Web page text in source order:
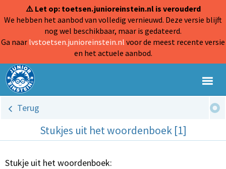
⚠️ Let op: toetsen.junioreinstein.nl is verouderd
We hebben het aanbod van volledig vernieuwd. Deze versie blijft
nog wel beschikbaar, maar is gedateerd.
Ga naar lvstoetsen.junioreinstein.nl voor de meest recente versie
en het actuele aanbod.
Terug
Stukjes uit het woordenboek [1]
Stukje uit het woordenboek: